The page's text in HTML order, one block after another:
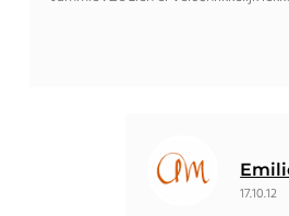
17.10.12